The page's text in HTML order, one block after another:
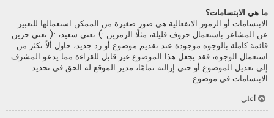
ما هي الابتسامات؟
الابتسامات أو الرموز الانفعالية هي صور صغيرة من الممكن استعمالها للتعبير
عن المشاعر باستعمال حروف قليلة، مثلًا الرمزين :) تعني سعيد، :( تعني حزين.
قائمة كاملة بالوجوه موجودة عند تقديم موضوع أو رد جديد، حاول ألاّ تكثر من
استعمال الوجوه، فقد يجعل هذا الموضوع غير قابل للقراءة مما يدعو المشرف
إلى تعديل الموضوع أو حتى إزالته تمامًا، مدير الموقع له الحق في تحديد
الابتسامات في موضوع.
أعلى